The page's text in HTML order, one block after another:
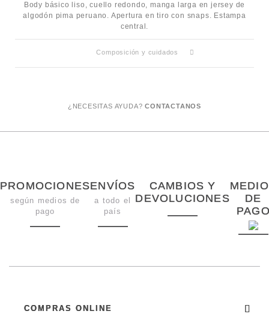
Body básico liso, cuello redondo, manga larga en jersey de
algodón pima peruano. Apertura en tiro con snaps. Estampa
central.
Composición y cuidados
¿NECESITAS AYUDA?CONTACTANOS
PROMOCIONES
según medios de
pago
ENVÍOS
a todo el
país
CAMBIOS Y
DEVOLUCIONES
DE
COMPRAS ONLINE